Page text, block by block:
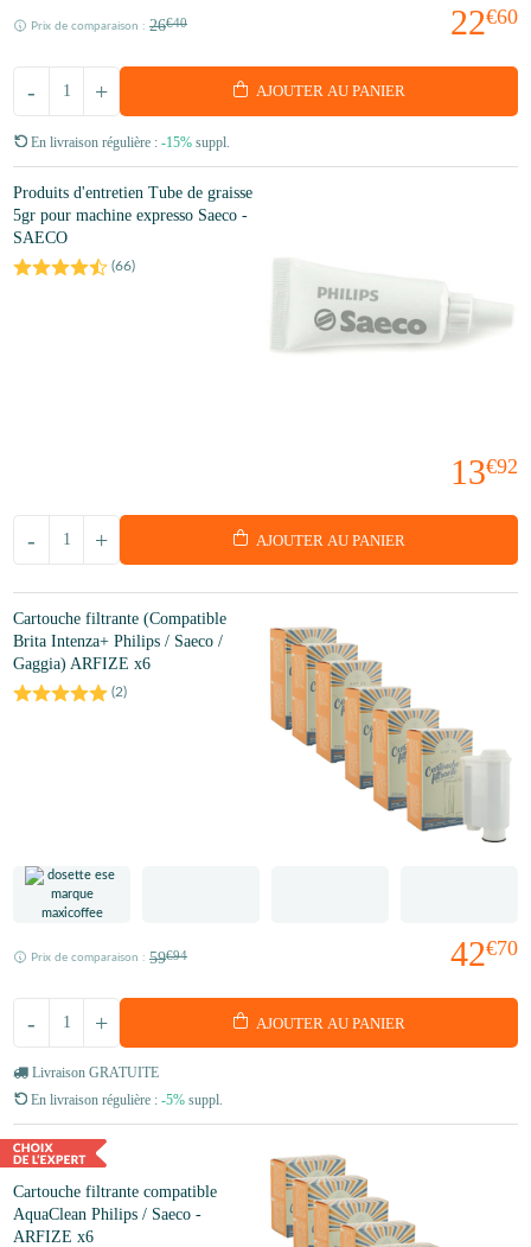
22€60
Prix de comparaison : 26€40
+
- AJOUTER AU PANIER
En livraison régulière : -15% suppl.
Produits d'entretien Tube de graisse
5gr pour machine expresso Saeco -
SAECO
(66)
13€92
+
- AJOUTER AU PANIER
Cartouche filtrante (Compatible
Brita Intenza+ Philips / Saeco /
Gaggia) ARFIZE x6
(2)
42€70
Prix de comparaison : 59€94
+
- AJOUTER AU PANIER
Livraison GRATUITE
En livraison régulière : -5% suppl.
Cartouche filtrante compatible
AquaClean Philips / Saeco -
ARFIZE x6